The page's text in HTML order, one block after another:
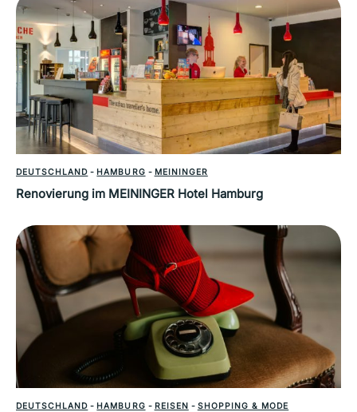
DEUTSCHLAND - HAMBURG - MEININGER
Renovierung im MEININGER Hotel Hamburg
DEUTSCHLAND - HAMBURG - REISEN - SHOPPING & MODE